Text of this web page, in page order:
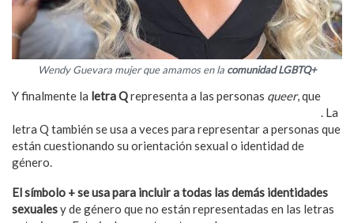
Wendy Guevara mujer que amamos en la comunidad LGBTQ+
Y finalmente la letra Qrepresenta a las personas queer, que
. La
letra Q también se usa a veces para representar a personas que
están cuestionando su orientación sexual o identidad de
género.
El símbolo + se usa para incluir a todas las demás identidades
sexualesy de género que no están representadas en las letras